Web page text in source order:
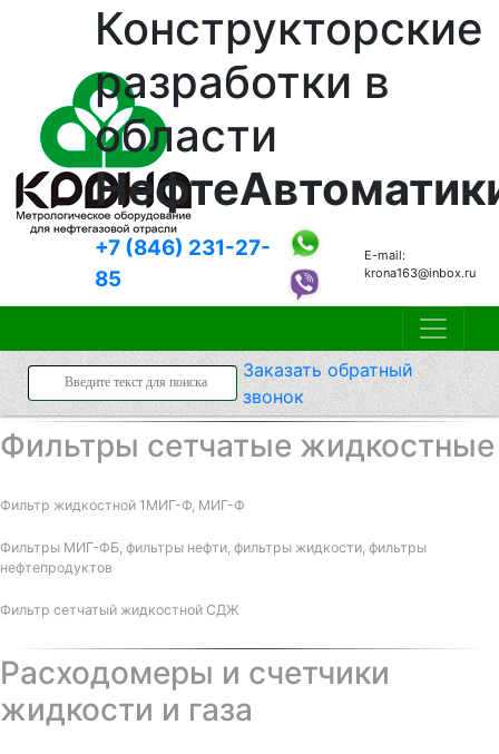
Конструкторские
разработки в
области
+7 (846) 231-27-
85
E-mail:
krona163@inbox.ru
Заказатьобратный
звонок
Фильтры сетчатые жидкостные
Фильтр жидкостной 1МИГ-Ф, МИГ-Ф
Фильтры МИГ-ФБ, фильтры нефти, фильтры жидкости, фильтры
нефтепродуктов
Фильтр сетчатый жидкостной СДЖ
Расходомеры и счетчики
жидкости и газа